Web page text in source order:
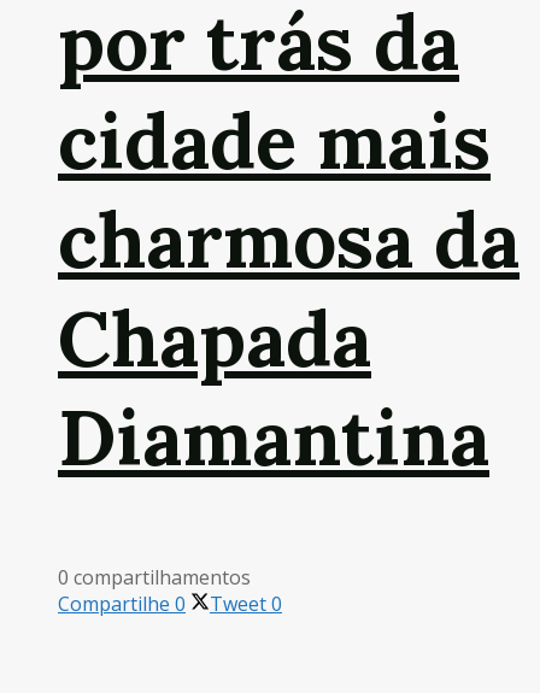
por trás da
cidade mais
charmosa da
Chapada
Diamantina
0 compartilhamentos
Compartilhe 0 Tweet0